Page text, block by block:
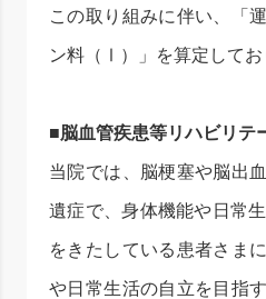
この取り組みに伴い、「
ン料（Ⅰ）」を算定してお
■脳血管疾患等リハビリテ
当院では、脳梗塞や脳出
遺症で、身体機能や日常
をきたしている患者さま
や日常生活の自立を目指